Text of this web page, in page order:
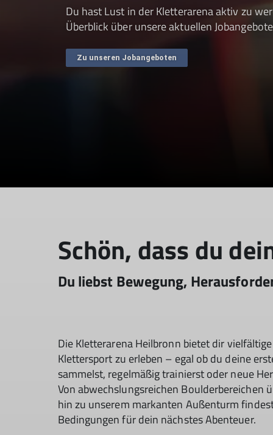
Du hast Lust in der Kletterarena aktiv zu
Überblick über unsere aktuellen
Zu unseren Jobangeboten
Schön, dass du
Du liebst Bewegung,
Die Kletterarena Heilbronn bietet dir
Klettersport zu erleben – egal ob du deine
sammelst, regelmäßig trainierst oder neue
Von abwechslungsreichen Boulderbereichen
hin zu unserem markanten Außenturm
Bedingungen für dein nächstes Abenteuer.